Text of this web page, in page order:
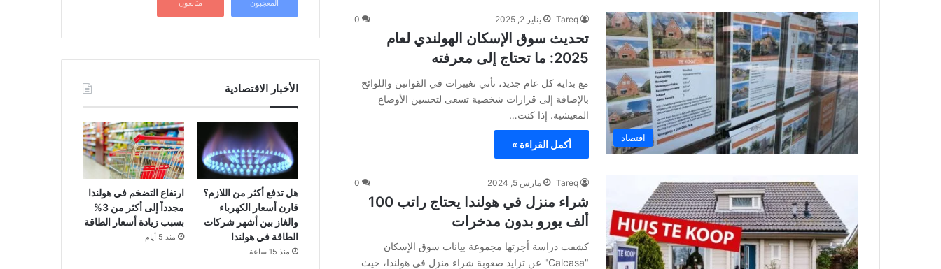
اقتصاد
Tareq يناير 2, 2025 0
تحديث سوق الإسكان الهولندي لعام
2025: ما تحتاج إلى معرفته
مع بداية كل عام جديد، تأتي تغييرات في القوانين واللوائح
بالإضافة إلى قرارات شخصية تسعى لتحسين الأوضاع
المعيشية. إذا كنت…
أكمل القراءة »
Tareq مارس 5, 2024 0
شراء منزل في هولندا يحتاج راتب 100
ألف يورو بدون مدخرات
كشفت دراسة أجرتها مجموعة بيانات سوق الإسكان
"Calcasa" عن تزايد صعوبة شراء منزل في هولندا، حيث
المعجبون متابعون
الأخبار الاقتصادية
هل تدفع أكثر من اللازم؟
قارن أسعار الكهرباء
والغاز بين أشهر شركات
الطاقة في هولندا
منذ 15 ساعة
ارتفاع التضخم في هولندا
مجدداً إلى أكثر من 3%
بسبب زيادة أسعار الطاقة
منذ 5 أيام